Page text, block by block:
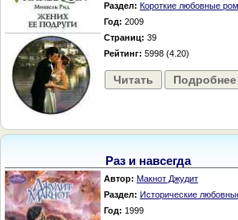
Раздел: Короткие любовные
Год: 2009
Страниц: 39
Рейтинг: 5998 (4.20)
Читать Подробнее
Раз и навсегда
Автор: Макнот Джудит
Раздел: Исторические
Год: 1999